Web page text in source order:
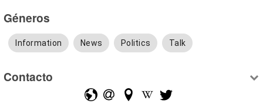
Géneros
Information News Politics Talk
Contacto